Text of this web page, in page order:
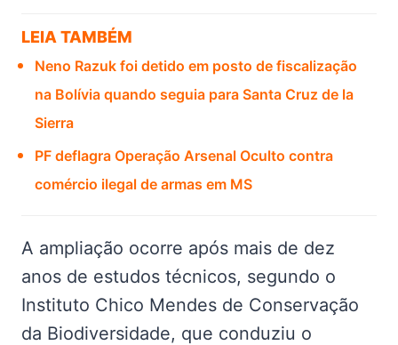
LEIA TAMBÉM
Neno Razuk foi detido em posto de fiscalização
na Bolívia quando seguia para Santa Cruz de la
Sierra
PF deflagra Operação Arsenal Oculto contra
comércio ilegal de armas em MS
A ampliação ocorre após mais de dez
anos de estudos técnicos, segundo o
Instituto Chico Mendes de Conservação
da Biodiversidade, que conduziu o